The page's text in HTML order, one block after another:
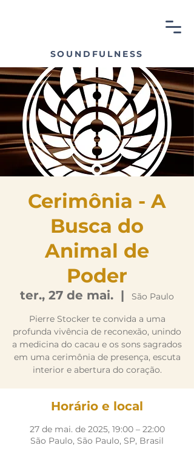
SOUNDFULNESS
Cerimônia - A
Busca do
Animal de
Poder
ter., 27 de mai.
  |
São Paulo
Pierre Stocker te convida a uma
profunda vivência de reconexão, unindo
a medicina do cacau e os sons sagrados
em uma cerimônia de presença, escuta
interior e abertura do coração.
Horário e local
27 de mai. de 2025, 19:00 – 22:00
São Paulo, São Paulo, SP, Brasil